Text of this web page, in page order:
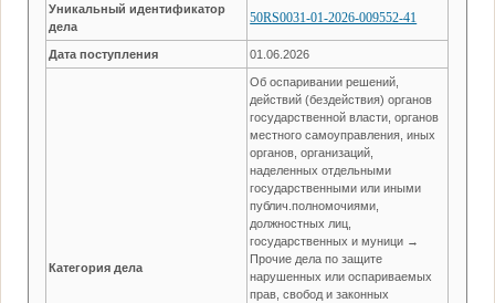
Уникальный идентификатор
дела
50RS0031-01-2026-009552-41
Дата поступления 01.06.2026
Категория дела
Об оспаривании решений,
действий (бездействия) органов
государственной власти, органов
местного самоуправления, иных
органов, организаций,
наделенных отдельными
государственными или иными
публич.полномочиями,
должностных лиц,
государственных и муници →
Прочие дела по защите
нарушенных или оспариваемых
прав, свобод и законных